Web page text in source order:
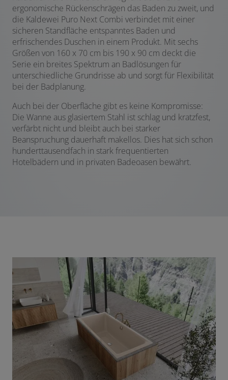
ergonomische Rückenschrägen das Baden zu zweit, und
die Kaldewei Puro Next Combi verbindet mit einer
sicheren Standfläche entspanntes Baden und
erfrischendes Duschen in einem Produkt. Mit sechs
Größen von 160 x 70 cm bis 190 x 90 cm deckt die
Serie ein breites Spektrum an Badlösungen für
unterschiedliche Grundrisse ab und sorgt für Flexibilität
bei der Badplanung.
Auch bei der Oberfläche gibt es keine Kompromisse:
Die Wanne aus glasiertem Stahl ist schlag und kratzfest,
verfärbt nicht und bleibt auch bei starker
Beanspruchung dauerhaft makellos. Dies hat sich schon
hunderttausendfach in stark frequentierten
Hotelbädern und in privaten Badeoasen bewährt.